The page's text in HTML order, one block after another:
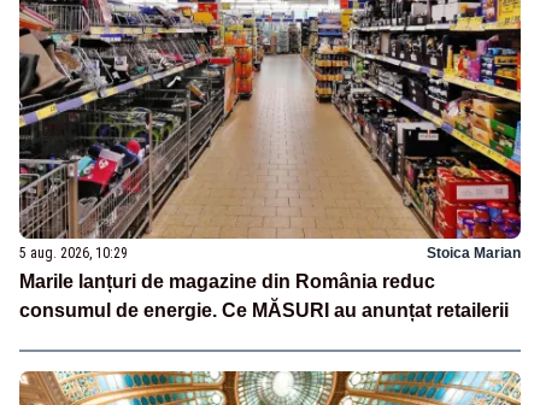
5 aug. 2026, 10:29 Stoica Marian
Marile lanțuri de magazine din România reduc
consumul de energie. Ce MĂSURI au anunțat retailerii